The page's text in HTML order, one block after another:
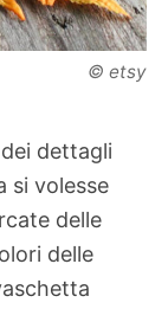
© etsy
dettagli
si volesse
delle
delle